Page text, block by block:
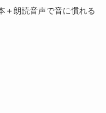
＋朗読音声で音に慣れる